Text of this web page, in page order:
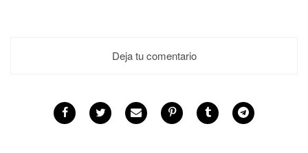
Deja tu comentario